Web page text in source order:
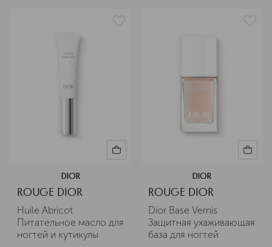
DIOR
ROUGE DIOR
Huile Abricot
Питательное масло для
ногтей и кутикулы
DIOR
ROUGE DIOR
Dior Base Vernis
Защитная ухаживающая
база для ногтей